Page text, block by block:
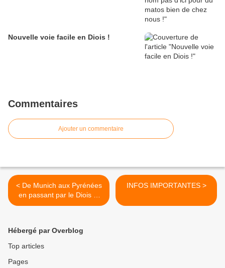
Nouvelle voie facile en Diois !
Commentaires
Ajouter un commentaire
< De Munich aux Pyrénées
en passant par le Diois et
l'Auvergne.
INFOS IMPORTANTES >
Hébergé par Overblog
Top articles
Pages